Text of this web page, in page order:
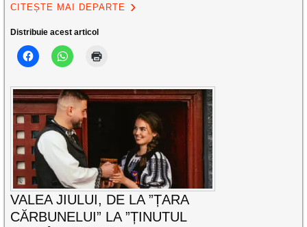
CITEȘTE MAI DEPARTE
Distribuie acest articol
VALEA JIULUI, DE LA ”ȚARA
CĂRBUNELUI” LA ”ȚINUTUL